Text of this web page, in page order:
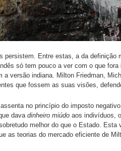
persistem. Entre estas, a da definição
só tem pouco a ver com o que
a versão indiana. Milton Friedman,
que fossem as suas visões,
no princípio do imposto
davadinheiro miúdo aos indivíduos,
melhor do que o Estado. Esta
as teorias do mercado eficiente de